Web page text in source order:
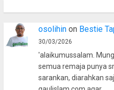
osolihinon Bestie
30/03/2026
'alaikumussalam.
semua remaja punya
sarankan, diarahkan